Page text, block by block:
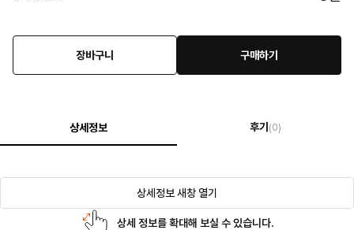
장바구니 구매하기
상세정보 후기 (0)
상세정보 새창 열기
상세 정보를 확대해 보실 수 있습니다.